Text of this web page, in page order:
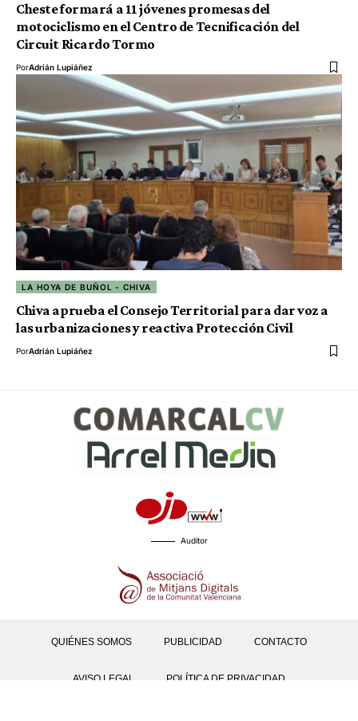
Cheste formará a 11 jóvenes promesas del
motociclismo en el Centro de Tecnificación del
Circuit Ricardo Tormo
PorAdrián Lupiáñez
LA HOYA DE BUÑOL - CHIVA
Chiva aprueba el Consejo Territorial para dar voz a
las urbanizaciones y reactiva Protección Civil
PorAdrián Lupiáñez
Auditor
QUIÉNES SOMOS PUBLICIDAD CONTACTO
AVISO LEGAL POLÍTICA DE PRIVACIDAD